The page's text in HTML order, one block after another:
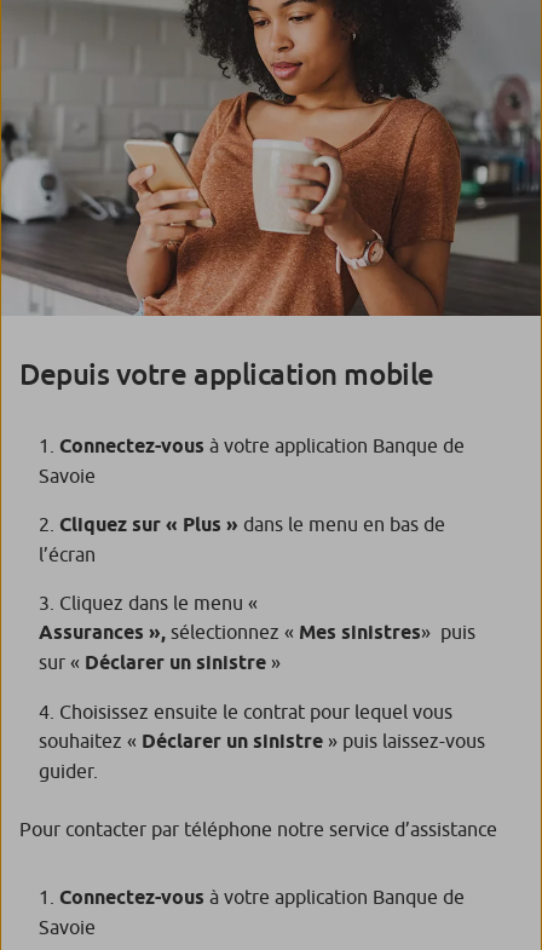
Depuis votre application mobile
Connectez-vous à votre application Banque de
Savoie
Cliquez sur « Plus » dans le menu en bas de
l’écran
Cliquez dans le menu «
Assurances », sélectionnez « Mes sinistres» puis
sur « Déclarer un sinistre »
Choisissez ensuite le contrat pour lequel vous
souhaitez « Déclarer un sinistre » puis laissez-vous
guider.
Pour contacter par téléphone notre service d’assistance
Connectez-vous à votre application Banque de
Savoie